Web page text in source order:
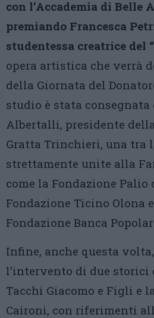
con l’Accademia di Belle
premiando Francesca
studentessa creatrice del
opera artistica che verrà
della Giornata del
studio è stata consegnata
Albertalli, presidente
Gratta Trinchieri, una tra
strettamente unite alla
come la Fondazione Palio
Fondazione Ticino Olona
Fondazione Banca
Infine, anche questa
l’intervento di due
Tacchi Giacomo e Figli e
Caironi, con riferimenti